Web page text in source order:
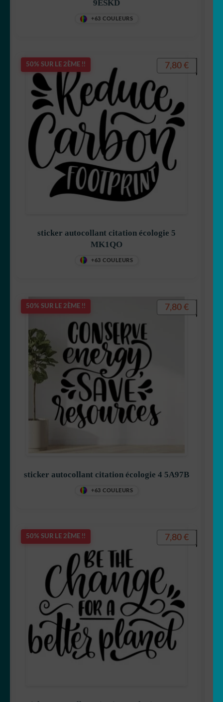
9ESKD
+63 COULEURS
50% SUR LE 2ÈME !!
sticker autocollant citation écologie 5
MK1QO
+63 COULEURS
7,80 €
50% SUR LE 2ÈME !!
sticker autocollant citation écologie 4 5A97B
+63 COULEURS
7,80 €
50% SUR LE 2ÈME !! 7,80 €